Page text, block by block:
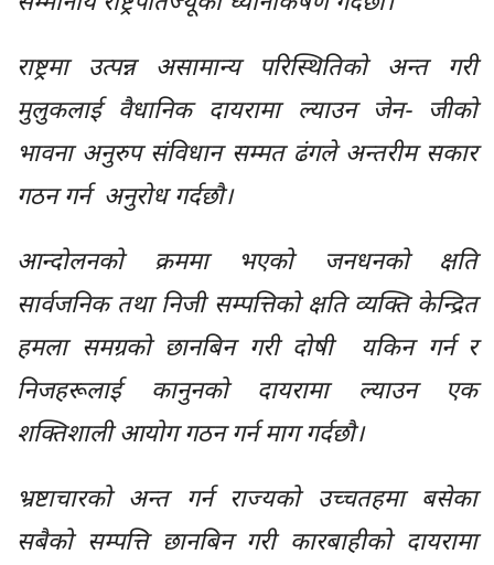
राष्ट्रमा उत्पन्न असामान्य परिस्थितिको अन्त गरी
मुलुकलाई वैधानिक दायरामा ल्याउन जेन- जीको
भावना अनुरुप संविधान सम्मत ढंगले अन्तरीम सकार
गठन गर्न अनुरोध गर्दछौ।
आन्दोलनको क्रममा भएको जनधनको क्षति
सार्वजनिक तथा निजी सम्पत्तिको क्षति व्यक्ति केन्द्रित
हमला समग्रको छानबिन गरी दोषी यकिन गर्न र
निजहरूलाई कानुनको दायरामा ल्याउन एक
शक्तिशाली आयोग गठन गर्न माग गर्दछौ।
भ्रष्टाचारको अन्त गर्न राज्यको उच्चतहमा बसेका
सबैको सम्पत्ति छानबिन गरी कारबाहीको दायरामा